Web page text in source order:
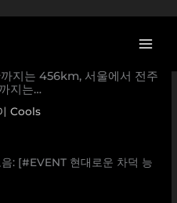
지는 456km, 서울에서 전주
지는…
Cools
: [#EVENT 현대로운 차덕 능